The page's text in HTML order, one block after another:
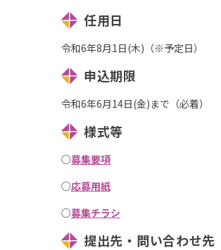
任用日
令和6年8月1日(木)（※予定日）
申込期限
令和6年6月14日(金)まで（必着）
様式等
○募集要項
○応募用紙
○募集チラシ
提出先・問い合わせ先